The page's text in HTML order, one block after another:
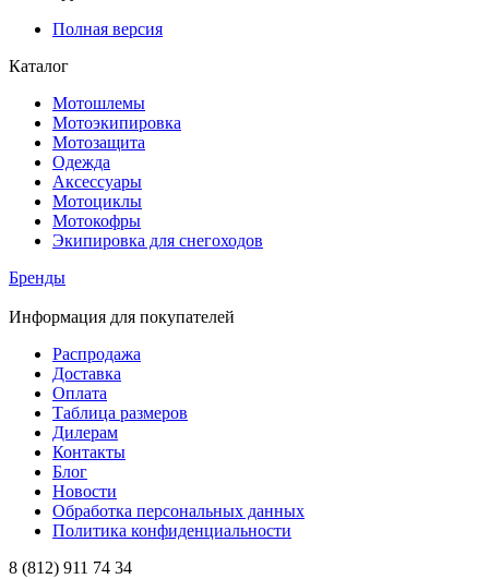
Полная версия
Каталог
Мотошлемы
Мотоэкипировка
Мотозащита
Одежда
Аксессуары
Мотоциклы
Мотокофры
Экипировка для снегоходов
Бренды
Информация для покупателей
Распродажа
Доставка
Оплата
Таблица размеров
Дилерам
Контакты
Блог
Новости
Обработка персональных данных
Политика конфиденциальности
8 (812) 911 74 34